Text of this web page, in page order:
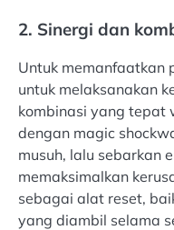
2. Sinergi dan
Untuk memanfaatkan
untuk melaksanakan
kombinasi yang tepat
dengan magic
musuh, lalu sebarkan
memaksimalkan
sebagai alat reset,
yang diambil selama